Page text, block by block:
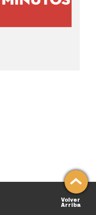
Volver
Arriba